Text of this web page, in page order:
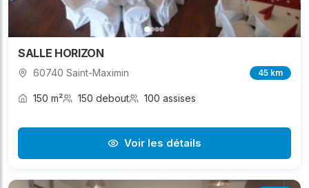
SALLE HORIZON
60740 Saint-Maximin 45 km
150 m² 150 debout 100 assises
Voir les détails